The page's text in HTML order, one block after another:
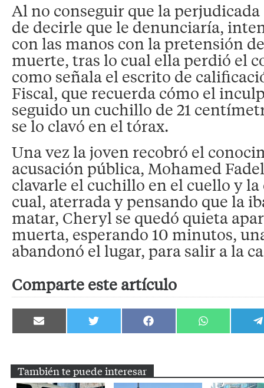
Al no conseguir que la
de decirle que le denunciaría,
con las manos con la pretensión
muerte, tras lo cual ella perdió el
como señala el escrito de
Fiscal, que recuerda cómo el
seguido un cuchillo de 21
se lo clavó en el tórax.
Una vez la joven recobró el
acusación pública, Mohamed
clavarle el cuchillo en el cuello y la
cual, aterrada y pensando que la
matar, Cheryl se quedó quieta
muerta, esperando 10 minutos,
abandonó el lugar, para salir a la
Comparte este artículo
Compartir
en
Compartir
en
Compartir
en
Compartir
en
También te puede interesar